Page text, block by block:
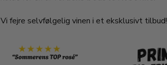
Vi fejre selvfølgelig vinen i et eksklusivt tilbud!